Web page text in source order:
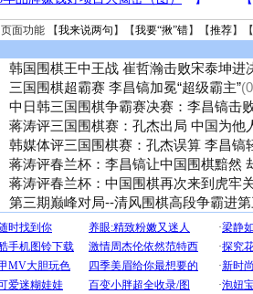
页面功能 【我来说两句 】【我要“揪”错】【推荐】
韩国围棋王中王战 崔哲瀚击败宋泰坤进
三国围棋超霸赛 李昌镐加冕“超级霸主”
中日韩三国围棋争霸赛决赛：李昌镐击
蒋涛评三国围棋赛：孔杰出局 中国为他
韩媒体评三国围棋赛：孔杰误算 李昌镐
蒋涛评春兰杯：李昌镐让中国围棋黯然
蒋涛评春兰杯：中国围棋再次来到虎牢
第三期巅峰对局--清风围棋高段争霸进